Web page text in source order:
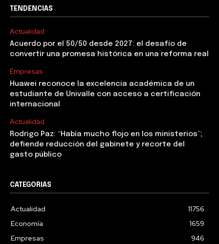
TENDENCIAS
Actualidad
Acuerdo por el 50/50 desde 2027: el desafío de
convertir una promesa histórica en una reforma real
Empresas
Huawei reconoce la excelencia académica de un
estudiante de Univalle con acceso a certificación
internacional
Actualidad
Rodrigo Paz: “Había mucho flojo en los ministerios”;
defiende reducción del gabinete y recorte del
gasto público
CATEGORIAS
Actualidad
11756
Economía
1659
Empresas
946